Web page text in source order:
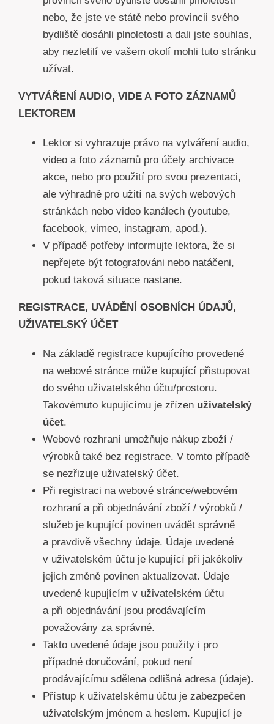
nebo, že jste ve státě nebo provincii svého
bydliště dosáhli plnoletosti a dali jste souhlas,
aby nezletilí ve vašem okolí mohli tuto stránku
užívat.
VYTVÁŘENÍ AUDIO, VIDE A FOTO ZÁZNAMŮ
LEKTOREM
Lektor si vyhrazuje právo na vytváření audio,
video a foto záznamů pro účely archivace
akce, nebo pro použití pro svou prezentaci,
ale výhradně pro užití na svých webových
stránkách nebo video kanálech (youtube,
facebook, vimeo, instagram, apod.).
V případě potřeby informujte lektora, že si
nepřejete být fotografováni nebo natáčeni,
pokud taková situace nastane.
REGISTRACE, UVÁDĚNÍ OSOBNÍCH ÚDAJŮ,
UŽIVATELSKÝ ÚČET
Na základě registrace kupujícího provedené
na webové stránce může kupující přistupovat
do svého uživatelského účtu/prostoru.
Takovémuto kupujícímu je zřízen uživatelský
účet.
Webové rozhraní umožňuje nákup zboží /
výrobků také bez registrace. V tomto případě
se nezřizuje uživatelský účet.
Při registraci na webové stránce/webovém
rozhraní a při objednávání zboží / výrobků /
služeb je kupující povinen uvádět správně
a pravdivě všechny údaje. Údaje uvedené
v uživatelském účtu je kupující při jakékoliv
jejich změně povinen aktualizovat. Údaje
uvedené kupujícím v uživatelském účtu
a při objednávání jsou prodávajícím
považovány za správné.
Takto uvedené údaje jsou použity i pro
případné doručování, pokud není
prodávajícímu sdělena odlišná adresa (údaje).
Přístup k uživatelskému účtu je zabezpečen
uživatelským jménem a heslem. Kupující je